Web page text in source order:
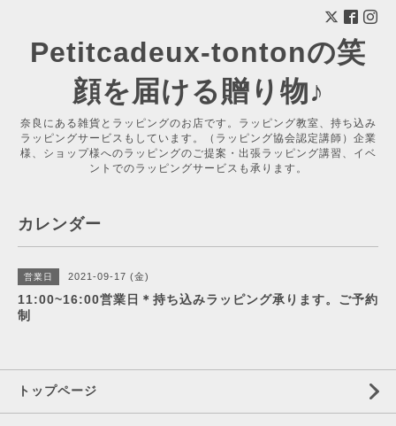
Petitcadeux-tontonの笑
顔を届ける贈り物♪
奈良にある雑貨とラッピングのお店です。ラッピング教室、持ち込み
ラッピングサービスもしています。（ラッピング協会認定講師）企業
様、ショップ様へのラッピングのご提案・出張ラッピング講習、イベ
ントでのラッピングサービスも承ります。
カレンダー
営業日 2021-09-17 (金)
11:00~16:00営業日＊持ち込みラッピング承ります。ご予約
制
トップページ